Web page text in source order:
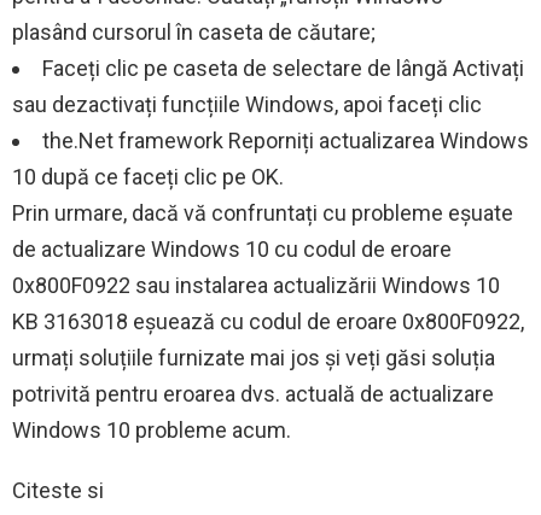
plasând cursorul în caseta de căutare;
Faceți clic pe caseta de selectare de lângă Activați
sau dezactivați funcțiile Windows, apoi faceți clic
the.Net framework Reporniți actualizarea Windows
10 după ce faceți clic pe OK.
Prin urmare, dacă vă confruntați cu probleme eșuate
de actualizare Windows 10 cu codul de eroare
0x800F0922 sau instalarea actualizării Windows 10
KB 3163018 eșuează cu codul de eroare 0x800F0922,
urmați soluțiile furnizate mai jos și veți găsi soluția
potrivită pentru eroarea dvs. actuală de actualizare
Windows 10 probleme acum.
Citeste si